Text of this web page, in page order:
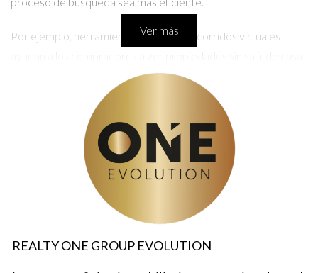
Por ejemplo, herramientas como los recorridos virtuales
Esto ahorra tiempo y recursos, lo cual es valioso para todos.
Además, muchas agencias ahora utilizan inteligencia artificial
para hacer recomendaciones personalizadas.
LLÁMAME AHORA
Importancia del Servicio al Cliente
El servicio al cliente puede hacer o deshacer la experiencia
Ver más
REALTY ONE GROUP EVOLUTION